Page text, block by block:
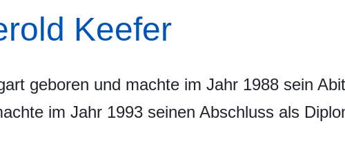
Keefer
geboren und machte im Jahr 1988 sein
im Jahr 1993 seinen Abschluss als